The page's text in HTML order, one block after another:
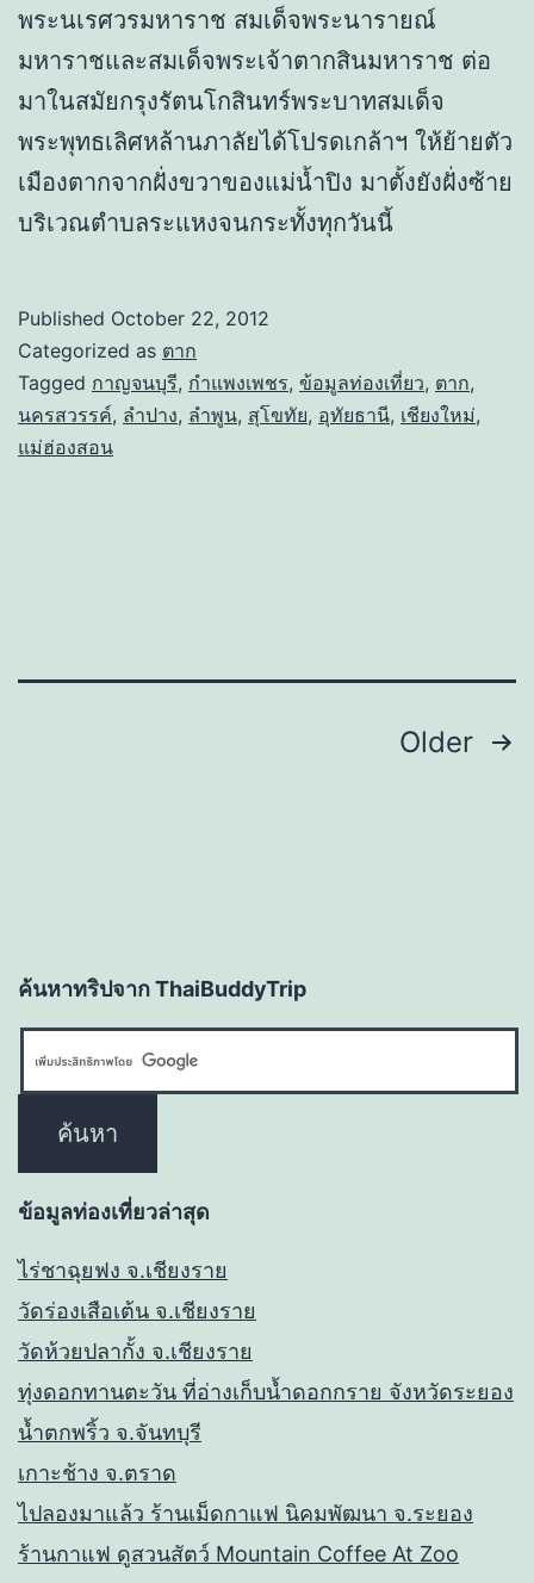
พระนเรศวรมหาราช สมเด็จพระนารายณ์
มหาราชและสมเด็จพระเจ้าตากสินมหาราช ต่อ
มาในสมัยกรุงรัตนโกสินทร์พระบาทสมเด็จ
พระพุทธเลิศหล้านภาลัยได้โปรดเกล้าฯ ให้ย้ายตัว
เมืองตากจากฝั่งขวาของแม่น้ำปิง มาตั้งยังฝั่งซ้าย
บริเวณตำบลระแหงจนกระทั้งทุกวันนี้
Published October 22, 2012
Categorized as ตาก
Tagged กาญจนบุรี, กำแพงเพชร, ข้อมูลท่องเที่ยว, ตาก,
นครสวรรค์, ลำปาง, ลำพูน, สุโขทัย, อุทัยธานี, เชียงใหม่,
แม่ฮ่องสอน
Older
ค้นหาทริปจาก ThaiBuddyTrip
ข้อมูลท่องเที่ยวล่าสุด
ไร่ชาฉุยฟง จ.เชียงราย
วัดร่องเสือเต้น จ.เชียงราย
วัดห้วยปลากั้ง จ.เชียงราย
ทุ่งดอกทานตะวัน ที่อ่างเก็บน้ำดอกกราย จังหวัดระยอง
น้ำตกพริ้ว จ.จันทบุรี
เกาะช้าง จ.ตราด
ไปลองมาแล้ว ร้านเม็ดกาแฟ นิคมพัฒนา จ.ระยอง
ร้านกาแฟ ดูสวนสัตว์ Mountain Coffee At Zoo